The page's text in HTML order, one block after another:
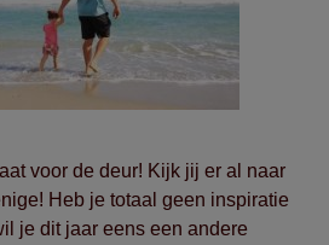
voor de deur! Kijk jij er al naar
Heb je totaal geen inspiratie
je dit jaar eens een andere